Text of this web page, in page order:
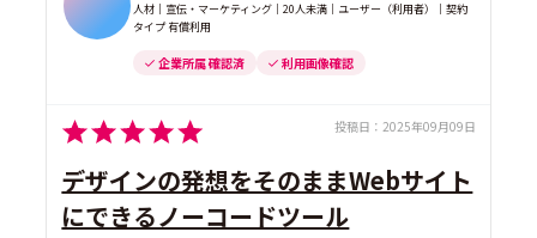
人材｜宣伝・マーケティング｜20人未満｜ユーザー（利用者）｜契約
タイプ 有償利用
企業所属 確認済 利用画像確認
投稿日： 2025年09月09日
デザインの発想をそのままWebサイト
にできるノーコードツール